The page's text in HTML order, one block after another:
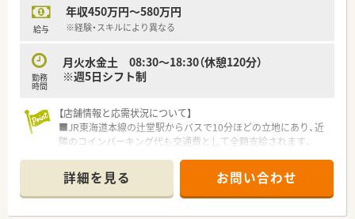
給与
年収450万円～580万円
※経験・スキルにより異なる
勤務
時間
月火水金土 08:30～18:30（休憩120分）
※週5日シフト制
【店舗情報と応需状況について】
■JR東海道本線の辻堂駅からバスで10分ほどの立地にあり、近
隣のコインパーキング代も交通費として全額支給されます。
の処方箋を受け付けており、丁寧な服薬指導を実践できます。
■薬剤師は常時2名体制を維持しており、調剤事務スタッフも常
時1名から2名が在籍することで、円滑な運営を行っています。
詳細を見る お問い合わせ